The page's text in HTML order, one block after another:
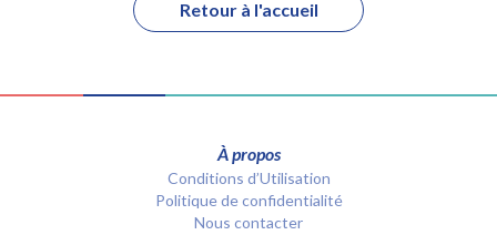
Retour à l'accueil
À propos
Conditions d’Utilisation
Politique de confidentialité
Nous contacter